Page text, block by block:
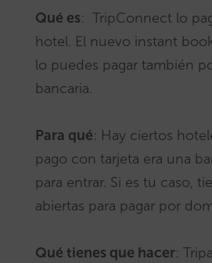
Qué es: TripConnect lo
hotel. El nuevo instant
lo puedes pagar también
bancaria.
Para qué: Hay ciertos
pago con tarjeta era una
para entrar. Si es tu caso,
abiertas para pagar por
Qué tienes que hacer: